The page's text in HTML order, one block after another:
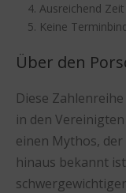
Ausreichend
Keine
Über den
Diese
in den
einen Mythos,
hinaus bekannt